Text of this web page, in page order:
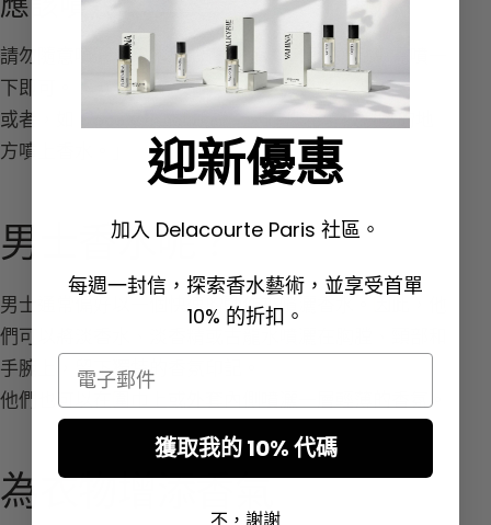
請勿隨意噴灑，珍惜您的香水瓶，每個脈搏點只需噴一
下即可。
或者，如 Coco Chanel 所說：「在您希望被親吻的地
方噴上香水。」
男士香水呢？
男士通常偏好以一個快速的動作來噴灑香水。因此，他
們可以將淡香水、淡香精或
手腕上，留下獨特的香氛印記。
他們也可以在圍巾上或外套內側噴灑一層輕薄的香氛。
為衣物增添香氣
迎新優惠
加入 Delacourte Paris 社區。
每週一封信，探索香水藝術，並享受首單
10% 的折扣。
Email
獲取我的 10% 代碼
不，謝謝